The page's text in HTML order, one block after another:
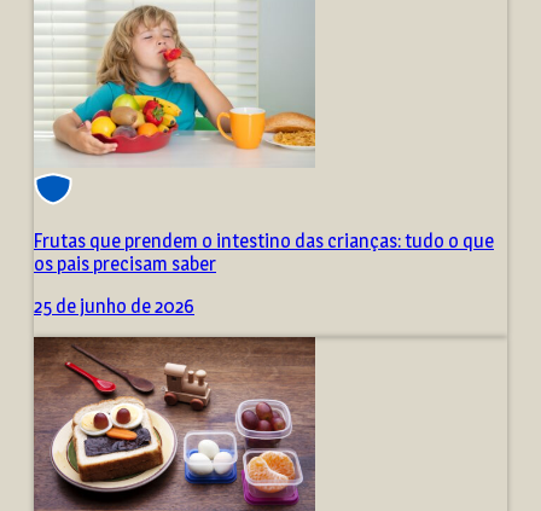
Frutas que prendem o intestino das crianças: tudo o que
os pais precisam saber
25 de junho de 2026